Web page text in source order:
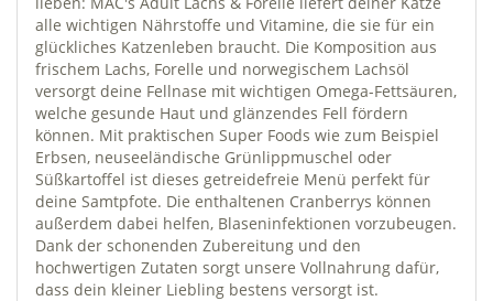
alle wichtigen Nährstoffe und Vitamine, die sie für ein
glückliches Katzenleben braucht. Die Komposition aus
frischem Lachs, Forelle und norwegischem Lachsöl
versorgt deine Fellnase mit wichtigen Omega-Fettsäuren,
welche gesunde Haut und glänzendes Fell fördern
können. Mit praktischen Super Foods wie zum Beispiel
Erbsen, neuseeländische Grünlippmuschel oder
Süßkartoffel ist dieses getreidefreie Menü perfekt für
deine Samtpfote. Die enthaltenen Cranberrys können
außerdem dabei helfen, Blaseninfektionen vorzubeugen.
Dank der schonenden Zubereitung und den
hochwertigen Zutaten sorgt unsere Vollnahrung dafür,
dass dein kleiner Liebling bestens versorgt ist.